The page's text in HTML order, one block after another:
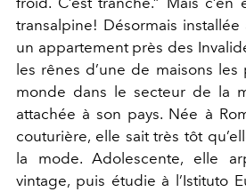
transalpine! Désormais installée
un appartement près des
les rênes d’une de maisons les
monde dans le secteur de la
attachée à son pays. Née à
couturière, elle sait très tôt
la mode. Adolescente, elle
vintage, puis étudie à l’Istituto